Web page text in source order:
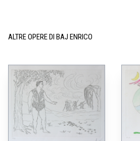
ALTRE OPERE DI BAJ ENRICO